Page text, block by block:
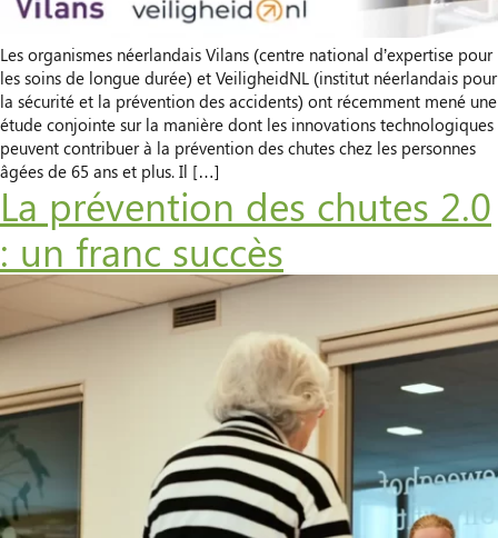
Les organismes néerlandais Vilans (centre national d’expertise pour
les soins de longue durée) et VeiligheidNL (institut néerlandais pour
la sécurité et la prévention des accidents) ont récemment mené une
étude conjointe sur la manière dont les innovations technologiques
peuvent contribuer à la prévention des chutes chez les personnes
âgées de 65 ans et plus. Il […]
La prévention des chutes 2.0
: un franc succès